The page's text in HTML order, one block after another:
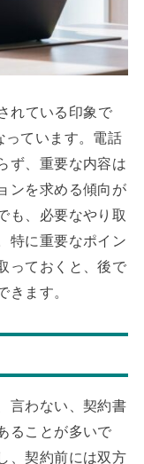
れている印象で
ています。電話
ず、重要な内容は
ンを求める傾向が
も、必要なやり取
特に重要なポイン
っておくと、後で
きます。
言わない、契約書
ることが多いで
、契約前には双方